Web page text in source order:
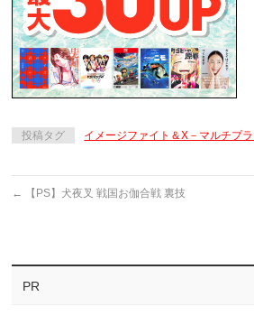
投稿タグ イメージファイト＆X－マルチプ
← 【PS】犬夜叉 戦国お伽合戦 裏技
PR